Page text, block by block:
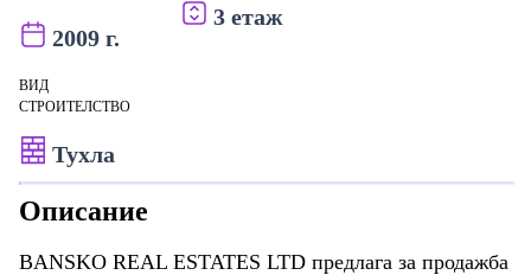
2009 г.
3 етаж
ВИД
СТРОИТЕЛСТВО
Тухла
Описание
BANSKO REAL ESTATES LTD предлага за продажба